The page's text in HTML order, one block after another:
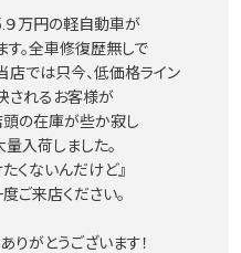
９万円の軽自動車が
す。全車修復歴無しで
店では只今、低価格ライン
されるお客様が
頭の在庫が些か寂し
量入荷しました。
くないんだけど』
ご来店ください。
がとうございます！